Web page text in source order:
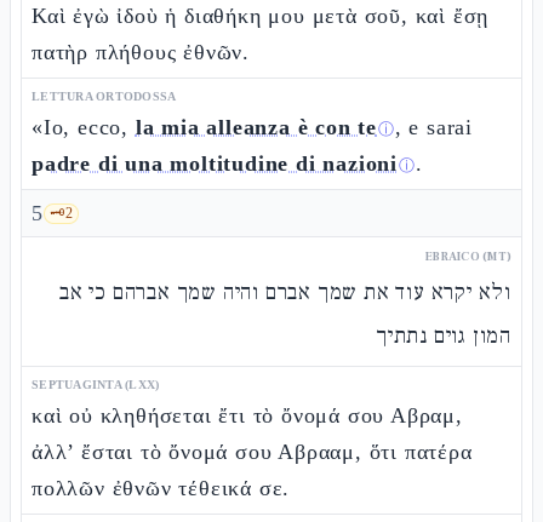
Καὶ ἐγὼ ἰδοὺ ἡ διαθήκη μου μετὰ σοῦ, καὶ ἔσῃ
πατὴρ πλήθους ἐθνῶν.
LETTURA ORTODOSSA
«Io, ecco, la mia alleanza è con teⓘ, e sarai
padre di una moltitudine di nazioniⓘ.
5 🗝️2
EBRAICO (MT)
ולא יקרא עוד את שמך אברם והיה שמך אברהם כי אב
המון גוים נתתיך
SEPTUAGINTA (LXX)
καὶ οὐ κληθήσεται ἔτι τὸ ὄνομά σου Αβραμ,
ἀλλ’ ἔσται τὸ ὄνομά σου Αβρααμ, ὅτι πατέρα
πολλῶν ἐθνῶν τέθεικά σε.